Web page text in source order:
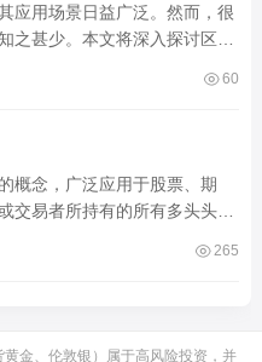
应用场景日益广泛。然而，很
之甚少。本文将深入探讨区块
60
概念，广泛应用于股票、期
交易者所持有的所有多头头寸
265
金、伦敦银）属于高风险投资，并